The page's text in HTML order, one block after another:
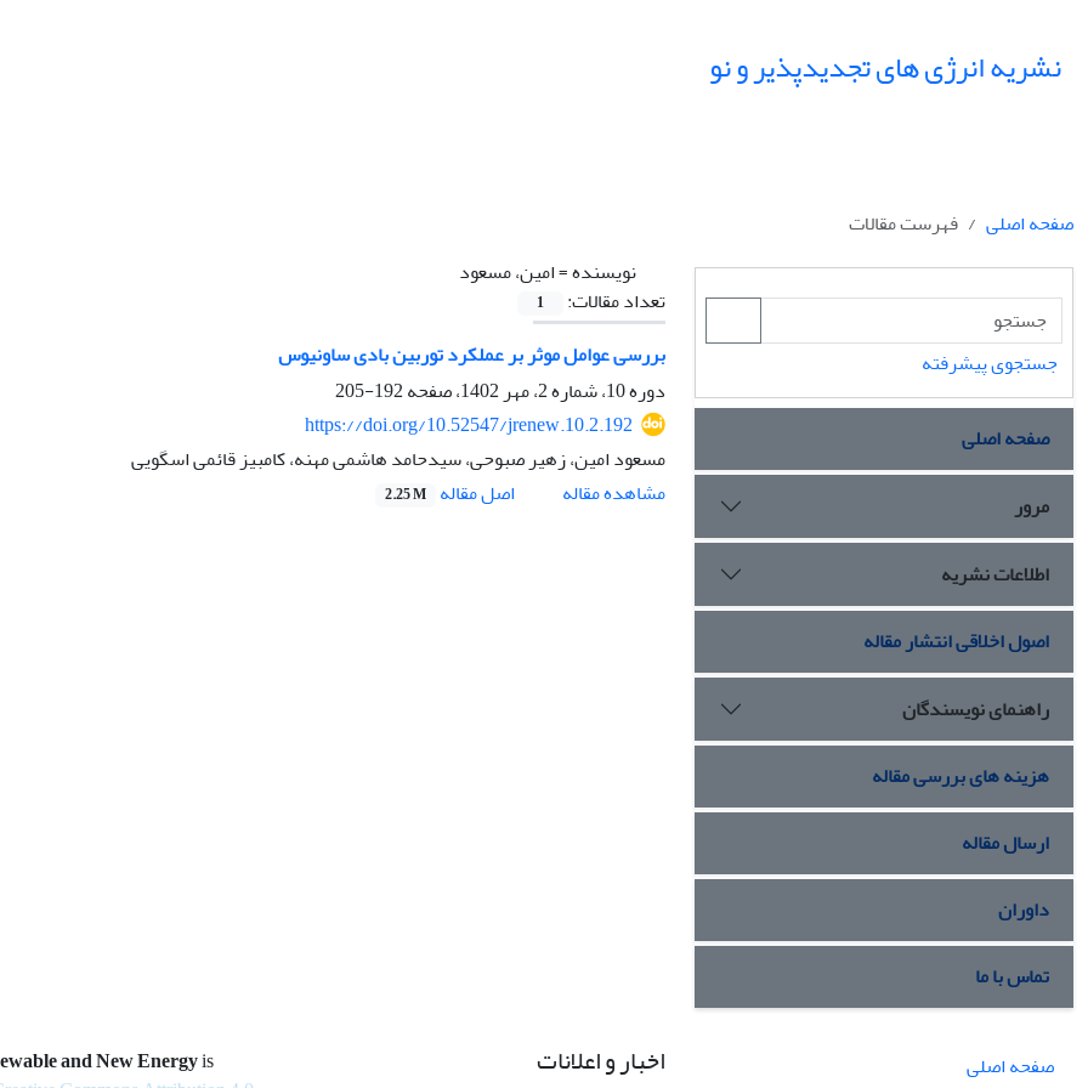
نشریه انرژی های تجدیدپذیر و نو
صفحه اصلی
فهرست مقالات
نویسنده =امین، مسعود
تعداد مقالات:
1
بررسی عوامل موثر بر عملکرد توربین بادی ساونیوس
دوره 10، شماره 2، مهر 1402، صفحه
192-205
https://doi.org/10.52547/jrenew.10.2.192
مسعود امین، زهیر صبوحی، سیدحامد هاشمی مهنه، کامبیز قائمی اسگویی
مشاهده مقاله
اصل مقاله 2.25 M
جستجوی پیشرفته
صفحه اصلی
مرور
اطلاعات نشریه
اصول اخلاقی انتشار مقاله
راهنمای نویسندگان
هزینه های بررسی مقاله
ارسال مقاله
داوران
تماس با ما
صفحه اصلی
اخبار و اعلانات and New Energyis